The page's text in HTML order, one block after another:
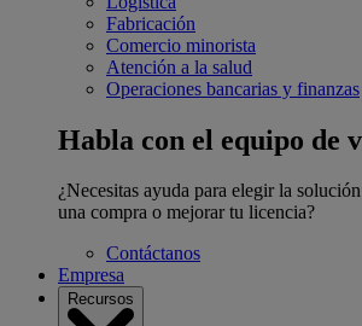
Fabricación
Comercio minorista
Atención a la salud
Operaciones bancarias y finanzas
Habla con el equipo de
¿Necesitas ayuda para elegir la
una compra o mejorar tu licencia?
Contáctanos
Empresa
Recursos